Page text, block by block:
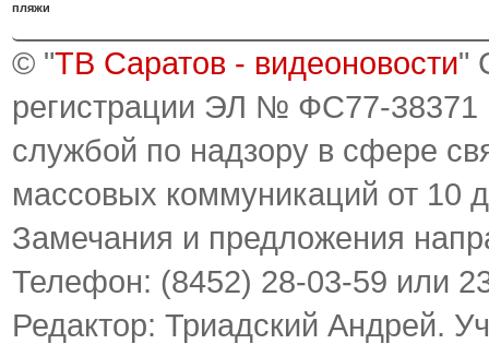
пляжи
© "ТВ Саратов - видеоновости"
регистрации ЭЛ № ФС77-38371
службой по надзору в сфере
массовых коммуникаций от 10
Замечания и предложения
Телефон: (8452) 28-03-59 или
Редактор: Триадский Андрей.